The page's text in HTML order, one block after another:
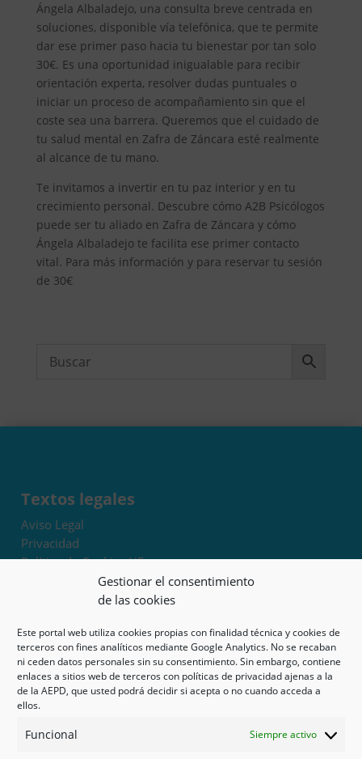
Gestionar el consentimiento
de las cookies
Este portal web utiliza cookies propias con finalidad técnica y cookies de
terceros con fines analíticos mediante Google Analytics. No se recaban
ni ceden datos personales sin su consentimiento. Sin embargo, contiene
enlaces a sitios web de terceros con políticas de privacidad ajenas a la
de la AEPD, que usted podrá decidir si acepta o no cuando acceda a
ellos.
Funcional Siempre activo
Ángela Albaladejo, una consulta breve centrada en
soluciones, disponible vía telefónica, que te permite
dar ese primer paso hacia tu bienestar por tan solo
30€. Es una oportunidad inigualable para recibir
orientación experta, resolver dudas puntuales o
iniciar un proceso de acompañamiento sin que el
coste sea una barrera. Queremos que el cuidado de
tu salud mental en Zafra de Záncara esté realmente
al alcance de tu mano.
Te invitamos a invertir en tu paz interior y en tu
crecimiento personal. Descubre cómo A2B Psicólogos
puede ser tu aliado en Zafra de Záncara y cómo
Ángela Albaladejo te facilita ese primer contacto
vital. Para más información y para reservar tu sesión
de 30€
Textos legales
Aviso Legal
Privacidad
Política de Cookies UE
Términos y condiciones
Exoneración de responsabilidad
Mapa del sitio
Mi cuenta
Tienda
Psicología en Murcia
Guías